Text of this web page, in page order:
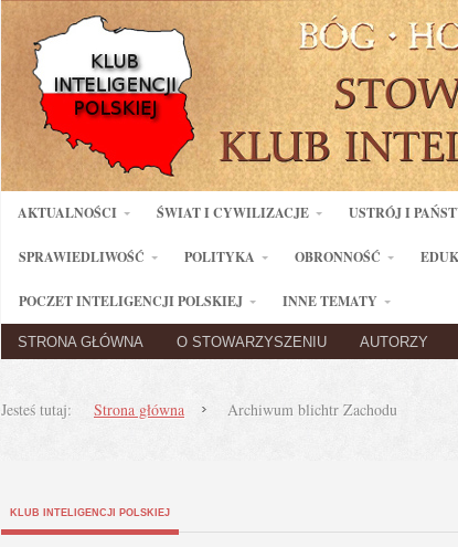
AKTUALNOŚCI ŚWIAT I CYWILIZACJE USTRÓJ I
SPRAWIEDLIWOŚĆ POLITYKA OBRONNOŚĆ
POCZET INTELIGENCJI POLSKIEJ INNE TEMATY
STRONA GŁÓWNA O STOWARZYSZENIU AUTORZY
Jesteś tutaj: Strona główna Archiwum blichtr Zachodu
KLUB INTELIGENCJI POLSKIEJ